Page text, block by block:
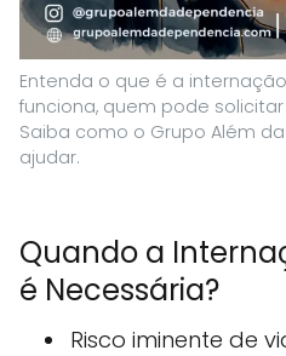
Entenda o que é a
funciona, quem pode
Saiba como o Grupo Além
ajudar.
Quando a
é Necessária?
Risco iminente de